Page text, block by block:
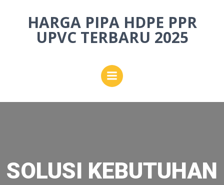
to
content
HARGA PIPA HDPE PPR
UPVC TERBARU 2025
SOLUSI KEBUTUHAN